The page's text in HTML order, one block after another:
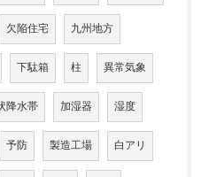
欠陥住宅 九州地方
下駄箱 柱 異常気象
降水帯 加湿器 湿度
予防 製造工場 白アリ